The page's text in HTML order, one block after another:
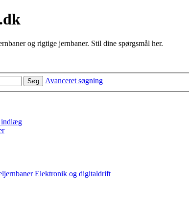
og rigtige jernbaner. Stil dine spørgsmål her.
Søg Avanceret søgning
indlæg
Elektronik og digitaldrift